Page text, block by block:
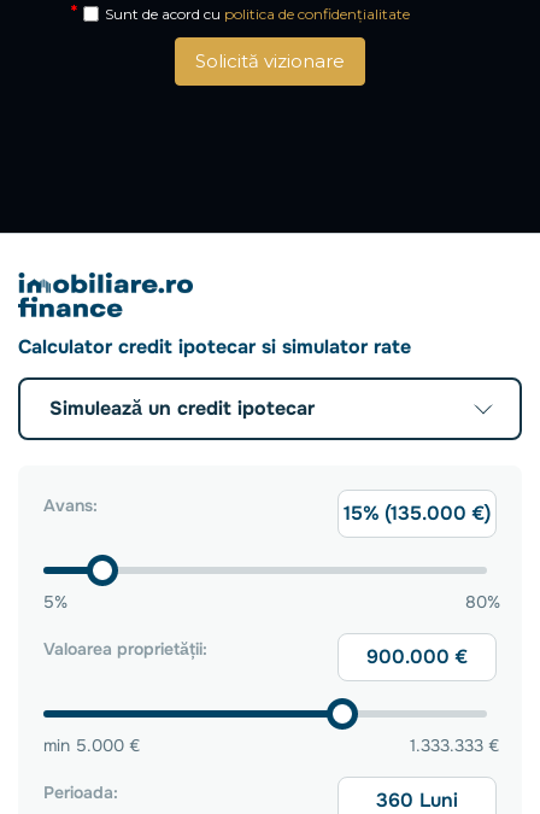
Sunt de acord cu politica de confidențialitate
Solicită vizionare